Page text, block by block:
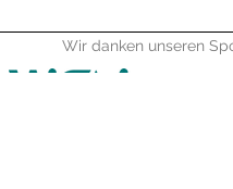
Wir danken unseren